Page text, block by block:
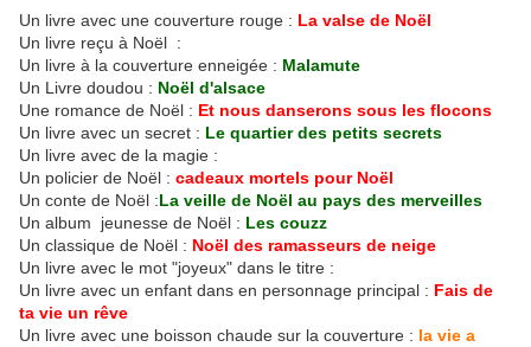
Un livre avec une couverture rouge : La valse de Noël
Un livre reçu à Noël :
Un livre à la couverture enneigée : Malamute
Un Livre doudou : Noël d'alsace
Une romance de Noël : Et nous danserons sous les flocons
Un livre avec un secret : Le quartier des petits secrets
Un livre avec de la magie :
Un policier de Noël : cadeaux mortels pour Noël
Un conte de Noël :La veille de Noël au pays des merveilles
Un album jeunesse de Noël : Les couzz
Un classique de Noël : Noël des ramasseurs de neige
Un livre avec le mot "joyeux" dans le titre :
Un livre avec un enfant dans en personnage principal : Fais de
ta vie un rêve
Un livre avec une boisson chaude sur la couverture : la vie a